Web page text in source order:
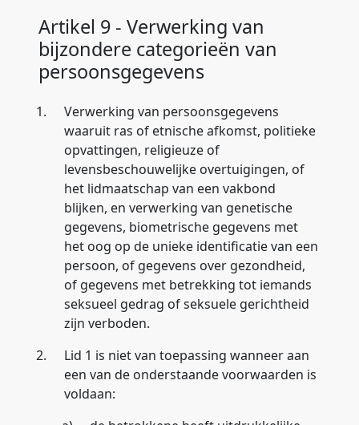
Artikel 9 - Verwerking van
bijzondere categorieën van
persoonsgegevens
1.
Verwerking van persoonsgegevens
waaruit ras of etnische afkomst, politieke
opvattingen, religieuze of
levensbeschouwelijke overtuigingen, of
het lidmaatschap van een vakbond
blijken, en verwerking van genetische
gegevens, biometrische gegevens met
het oog op de unieke identificatie van een
persoon, of gegevens over gezondheid,
of gegevens met betrekking tot iemands
seksueel gedrag of seksuele gerichtheid
zijn verboden.
2.
Lid 1 is niet van toepassing wanneer aan
een van de onderstaande voorwaarden is
voldaan: